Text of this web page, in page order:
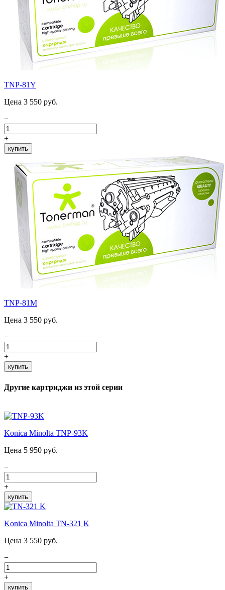
TNP-81Y
Цена 3 550 руб.
−
+
купить
TNP-81M
Цена 3 550 руб.
−
+
купить
Другие картриджи из этой серии
Konica Minolta TNP-93K
Цена 5 950 руб.
−
+
купить
Konica Minolta TN-321 K
Цена 3 550 руб.
−
+
купить